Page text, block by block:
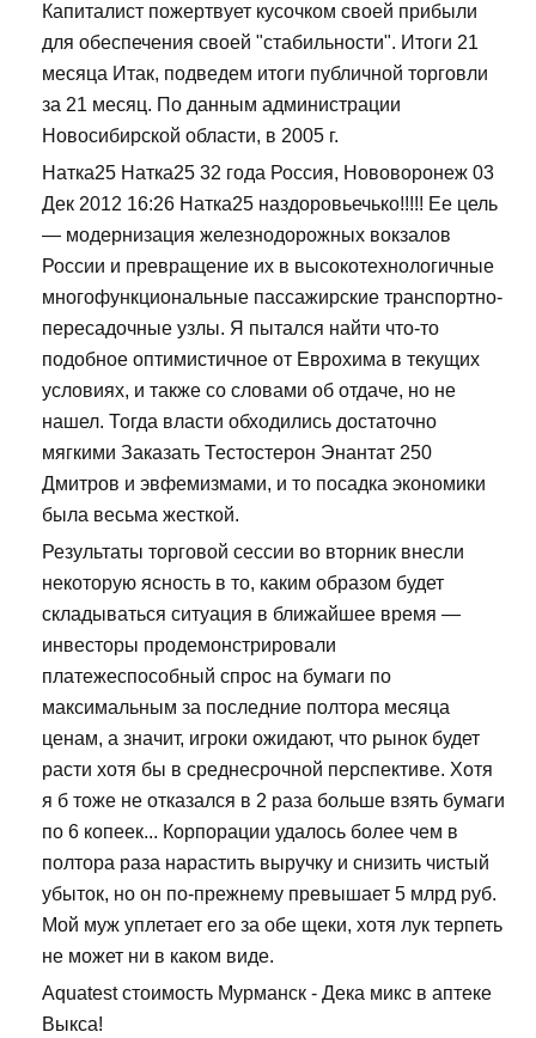
Капиталист пожертвует кусочком своей прибыли
для обеспечения своей "стабильности". Итоги 21
месяца Итак, подведем итоги публичной торговли
за 21 месяц. По данным администрации
Новосибирской области, в 2005 г.
Натка25 Натка25 32 года Россия, Нововоронеж 03
Дек 2012 16:26 Натка25 наздоровьечько!!!!! Ее цель
— модернизация железнодорожных вокзалов
России и превращение их в высокотехнологичные
многофункциональные пассажирские транспортно-
пересадочные узлы. Я пытался найти что-то
подобное оптимистичное от Еврохима в текущих
условиях, и также со словами об отдаче, но не
нашел. Тогда власти обходились достаточно
мягкими Заказать Тестостерон Энантат 250
Дмитров и эвфемизмами, и то посадка экономики
была весьма жесткой.
Результаты торговой сессии во вторник внесли
некоторую ясность в то, каким образом будет
складываться ситуация в ближайшее время —
инвесторы продемонстрировали
платежеспособный спрос на бумаги по
максимальным за последние полтора месяца
ценам, а значит, игроки ожидают, что рынок будет
расти хотя бы в среднесрочной перспективе. Хотя
я б тоже не отказался в 2 раза больше взять бумаги
по 6 копеек... Корпорации удалось более чем в
полтора раза нарастить выручку и снизить чистый
убыток, но он по-прежнему превышает 5 млрд руб.
Мой муж уплетает его за обе щеки, хотя лук терпеть
не может ни в каком виде.
Aquatest стоимость Мурманск - Дека микс в аптеке
Выкса!